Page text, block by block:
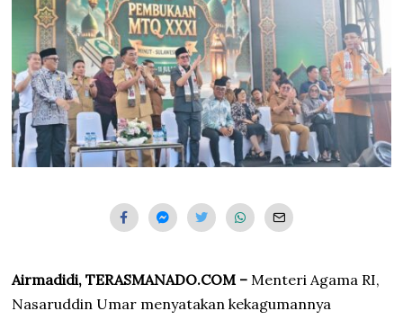
Airmadidi, TERASMANADO.COM – Menteri Agama RI,
Nasaruddin Umar menyatakan kekagumannya